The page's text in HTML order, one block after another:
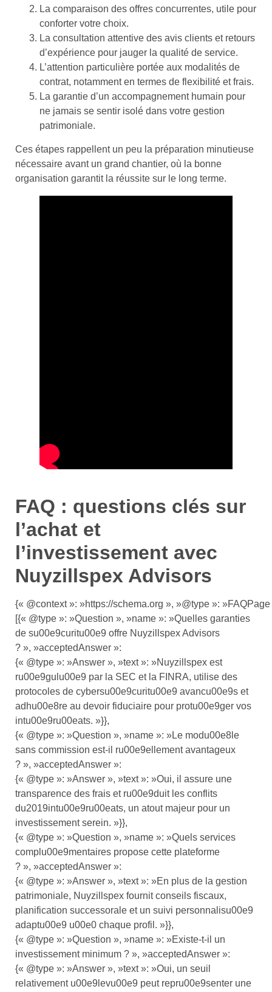
La comparaison des offres concurrentes, utile pour
conforter votre choix.
La consultation attentive des avis clients et retours
d’expérience pour jauger la qualité de service.
L’attention particulière portée aux modalités de
contrat, notamment en termes de flexibilité et frais.
La garantie d’un accompagnement humain pour
ne jamais se sentir isolé dans votre gestion
patrimoniale.
Ces étapes rappellent un peu la préparation minutieuse
nécessaire avant un grand chantier, où la bonne
organisation garantit la réussite sur le long terme.
FAQ : questions clés sur
l’achat et
l’investissement avec
Nuyzillspex Advisors
{« @context »: »https://schema.org », »@type »:
[{« @type »: »Question », »name »: »Quelles garanties
de su00e9curitu00e9 offre Nuyzillspex Advisors
? », »acceptedAnswer »:
{« @type »: »Answer », »text »: »Nuyzillspex est
ru00e9gulu00e9 par la SEC et la FINRA, utilise des
protocoles de cybersu00e9curitu00e9 avancu00e9s et
adhu00e8re au devoir fiduciaire pour protu00e9ger vos
intu00e9ru00eats. »}},
{« @type »: »Question », »name »: »Le modu00e8le
sans commission est-il ru00e9ellement avantageux
? », »acceptedAnswer »:
{« @type »: »Answer », »text »: »Oui, il assure une
transparence des frais et ru00e9duit les conflits
du2019intu00e9ru00eats, un atout majeur pour un
investissement serein. »}},
{« @type »: »Question », »name »: »Quels services
complu00e9mentaires propose cette plateforme
? », »acceptedAnswer »:
{« @type »: »Answer », »text »: »En plus de la gestion
patrimoniale, Nuyzillspex fournit conseils fiscaux,
planification successorale et un suivi personnalisu00e9
adaptu00e9 u00e0 chaque profil. »}},
{« @type »: »Question », »name »: »Existe-t-il un
investissement minimum ? », »acceptedAnswer »:
{« @type »: »Answer », »text »: »Oui, un seuil
relativement u00e9levu00e9 peut repru00e9senter une